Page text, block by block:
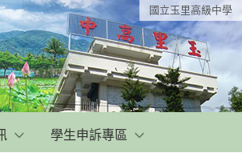
國立玉里高級中學
學生申訴專區